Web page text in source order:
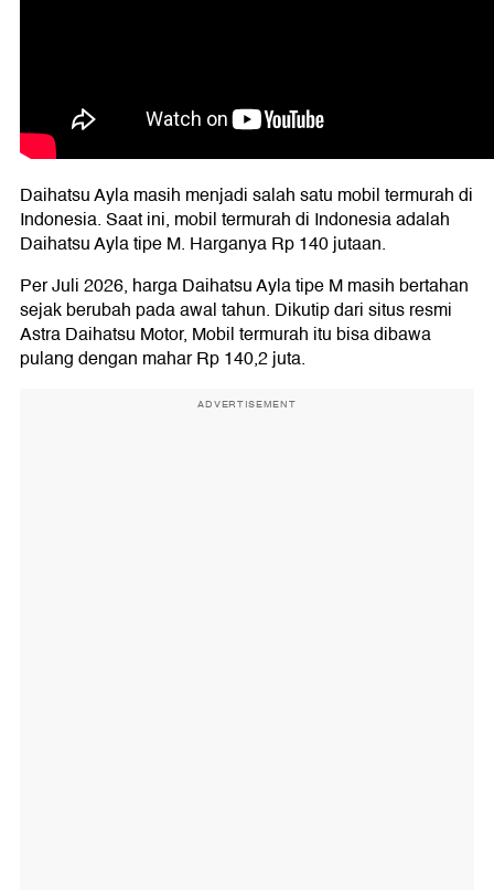
Daihatsu Ayla masih menjadi salah satu mobil termurah di
Indonesia. Saat ini, mobil termurah di Indonesia adalah
Daihatsu Ayla tipe M. Harganya Rp 140 jutaan.
Per Juli 2026, harga Daihatsu Ayla tipe M masih bertahan
sejak berubah pada awal tahun. Dikutip dari situs resmi
Astra Daihatsu Motor, Mobil termurah itu bisa dibawa
pulang dengan mahar Rp 140,2 juta.
ADVERTISEMENT